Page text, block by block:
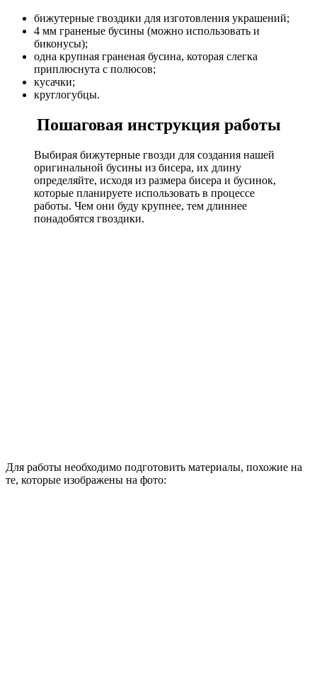
бижутерные гвоздики для изготовления украшений;
4 мм граненые бусины (можно использовать и
биконусы);
одна крупная граненая бусина, которая слегка
приплюснута с полюсов;
кусачки;
круглогубцы.
Пошаговая инструкция работы
Выбирая бижутерные гвозди для создания нашей
оригинальной бусины из бисера, их длину
определяйте, исходя из размера бисера и бусинок,
которые планируете использовать в процессе
работы. Чем они буду крупнее, тем длиннее
понадобятся гвоздики.
Для работы необходимо подготовить материалы, похожие на
те, которые изображены на фото: